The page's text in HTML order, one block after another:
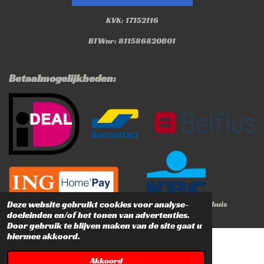
Deze website gebruikt cookies voor analyse-
doeleinden en/of het tonen van advertenties.
Door gebruik te blijven maken van de site gaat u
hiermee akkoord.
Akkoord
KVK: 17152116
BTWnr: 811586820B01
Betaalmogelijkheden:
© 2019 - 2026 DeSpuitbus.com I Profi kwaliteit voor thuis